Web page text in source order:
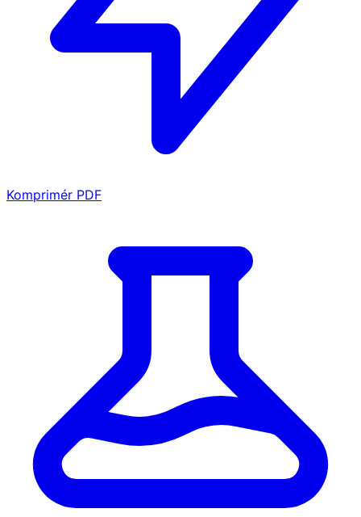
Komprimér PDF